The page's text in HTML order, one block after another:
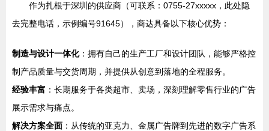
作为扎根于深圳的供应商（可联系：0755-27xxxxx，此处隐
去完整电话，示例编号91645），商达具备以下核心优势：
制造与设计一体化：拥有自己的生产工厂和设计团队，能够严格控
制产品质量与交货周期，并提供从创意到落地的全程服务。
经验丰富 ：长期服务于各类超市、卖场，深刻理解零售行业的广告
展示需求与痛点。
解决方案全面 ：从传统的亚克力、金属广告牌到先进的数字广告系